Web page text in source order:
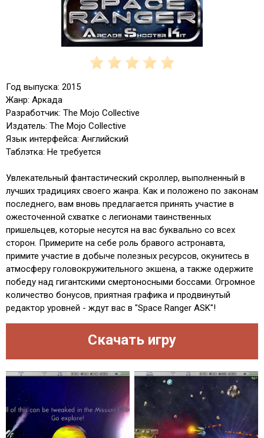
Год выпуска: 2015
Жанр: Аркада
Разработчик: The Mojo Collective
Издатель: The Mojo Collective
Язык интерфейса: Английский
Таблэтка: Не требуется
Увлекательный фантастический скроллер, выполненный в
лучших традициях своего жанра. Как и положено по законам
последнего, вам вновь предлагается принять участие в
ожесточенной схватке с легионами таинственных
пришельцев, которые несутся на вас буквально со всех
сторон. Примерите на себе роль бравого астронавта,
примите участие в добыче полезных ресурсов, окунитесь в
атмосферу головокружительного экшена, а также одержите
победу над гигантскими смертоносными боссами. Огромное
количество бонусов, приятная графика и продвинутый
редактор уровней - ждут вас в "Space Ranger ASK"!
Скачать игру